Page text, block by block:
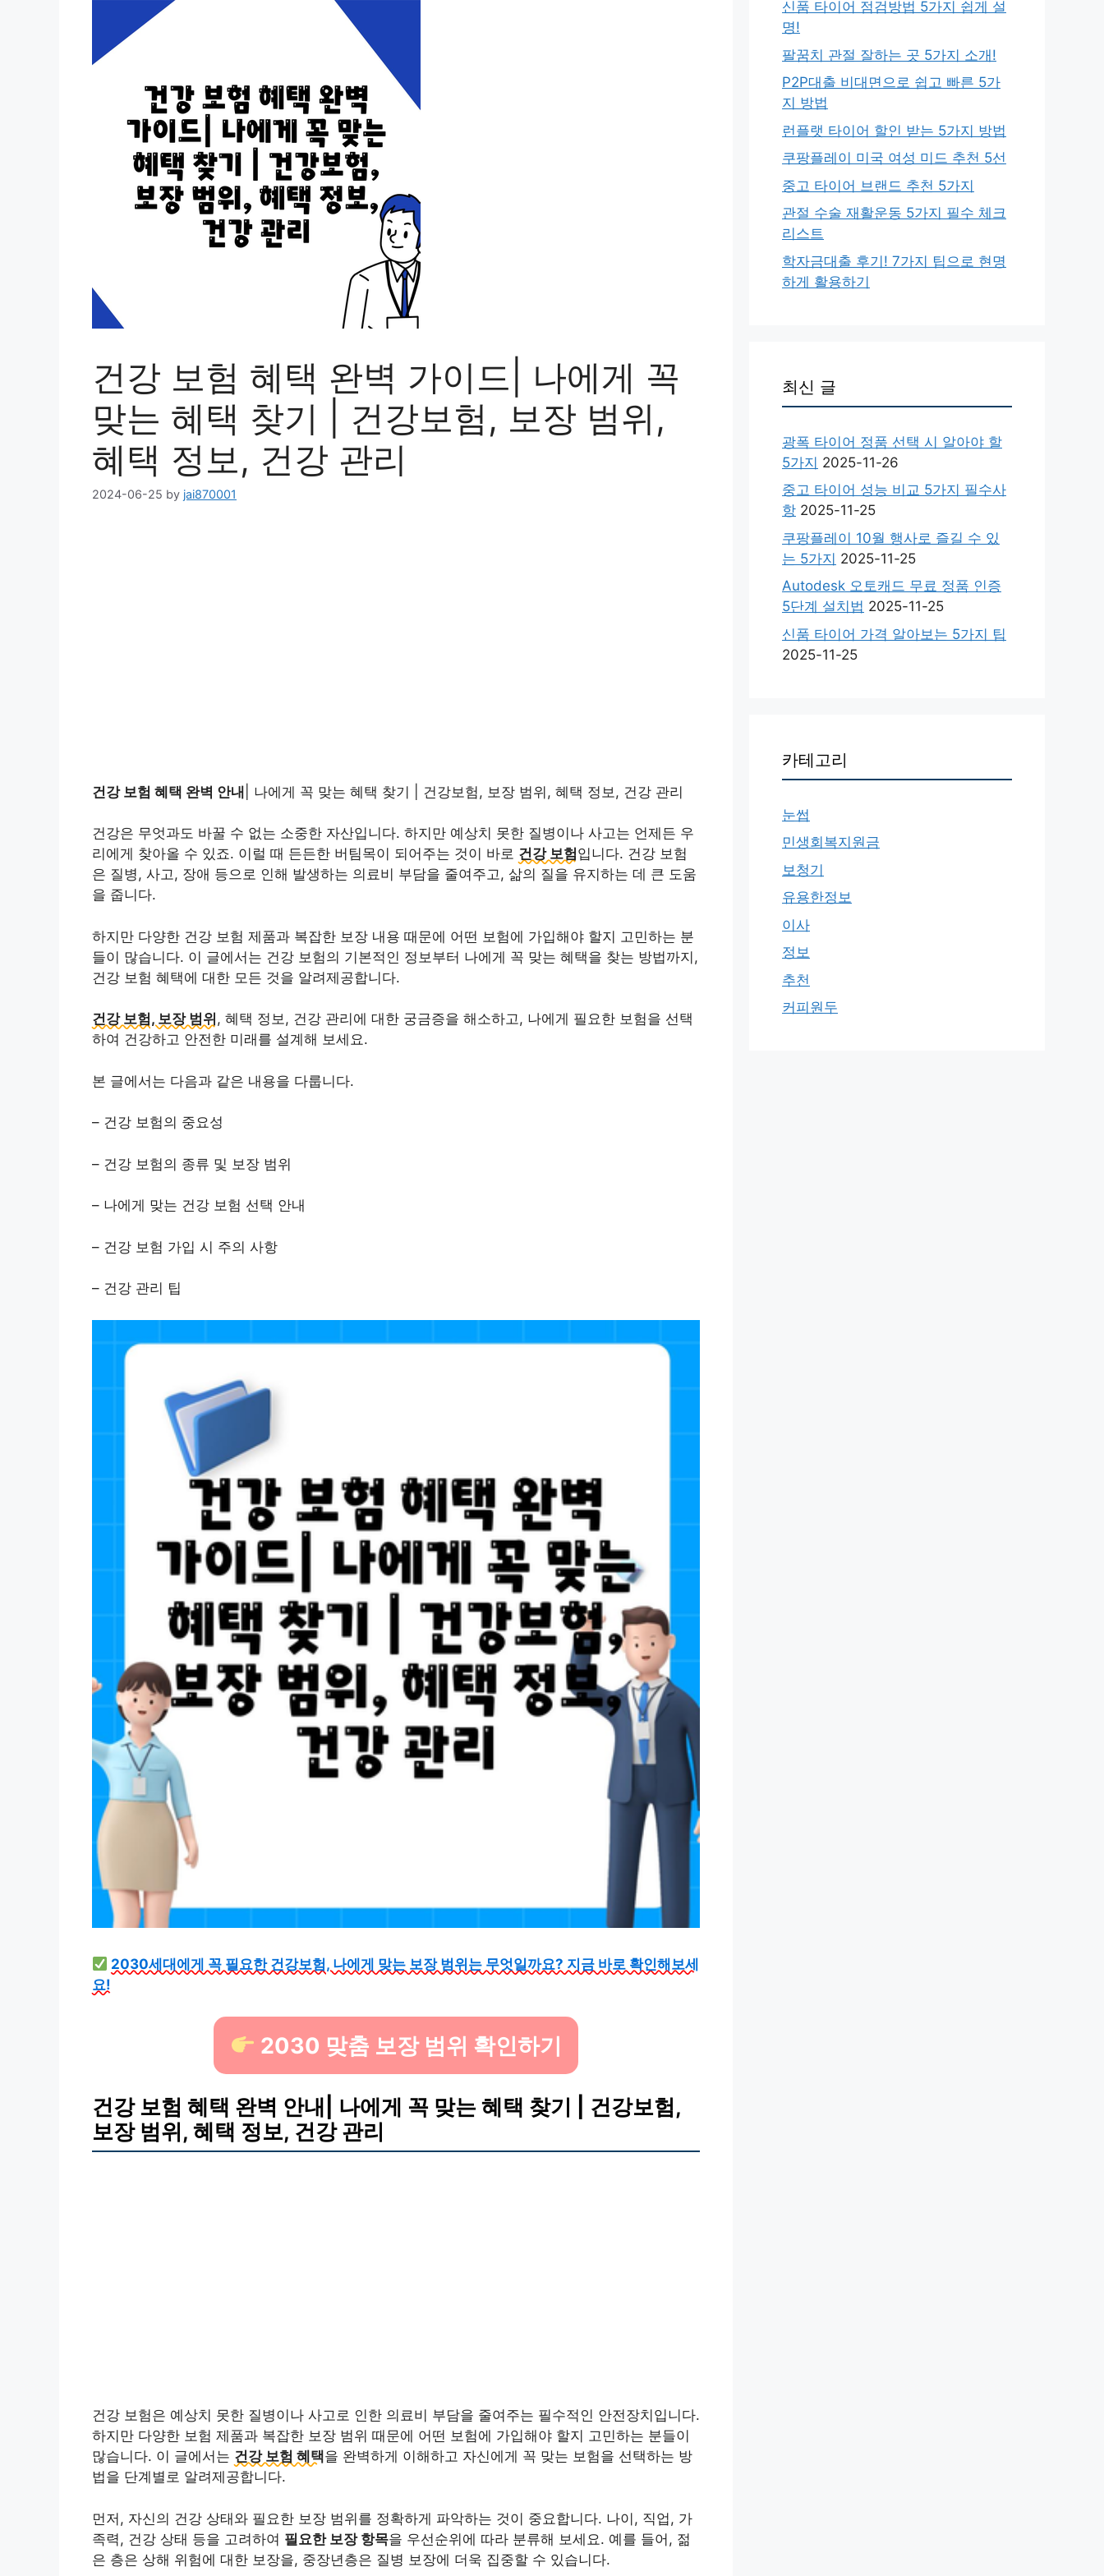
건강 보험 혜택 완벽 가이드| 나에게 꼭
맞는 혜택 찾기 | 건강보험, 보장 범위,
혜택 정보, 건강 관리
2024-06-25 by jai870001
건강 보험 혜택 완벽 안내 | 나에게 꼭 맞는 혜택 찾기 | 건강보험, 보장 범위, 혜택 정보, 건강 관리
건강은 무엇과도 바꿀 수 없는 소중한 자산입니다. 하지만 예상치 못한 질병이나 사고는 언제든 우
리에게 찾아올 수 있죠. 이럴 때 든든한 버팀목이 되어주는 것이 바로 건강 보험입니다. 건강 보험
은 질병, 사고, 장애 등으로 인해 발생하는 의료비 부담을 줄여주고, 삶의 질을 유지하는 데 큰 도움
을 줍니다.
하지만 다양한 건강 보험 제품과 복잡한 보장 내용 때문에 어떤 보험에 가입해야 할지 고민하는 분
들이 많습니다. 이 글에서는 건강 보험의 기본적인 정보부터 나에게 꼭 맞는 혜택을 찾는 방법까지,
건강 보험 혜택에 대한 모든 것을 알려제공합니다.
건강 보험, 보장 범위 , 혜택 정보, 건강 관리에 대한 궁금증을 해소하고, 나에게 필요한 보험을 선택
하여 건강하고 안전한 미래를 설계해 보세요.
본 글에서는 다음과 같은 내용을 다룹니다.
– 건강 보험의 중요성
– 건강 보험의 종류 및 보장 범위
– 나에게 맞는 건강 보험 선택 안내
– 건강 보험 가입 시 주의 사항
– 건강 관리 팁
2030세대에게 꼭 필요한 건강보험, 나에게 맞는 보장 범위는 무엇일까요? 지금 바로 확인해보세
요!
2030 맞춤 보장 범위 확인하기
건강 보험 혜택 완벽 안내| 나에게 꼭 맞는 혜택 찾기 | 건강보험,
보장 범위, 혜택 정보, 건강 관리
건강 보험은 예상치 못한 질병이나 사고로 인한 의료비 부담을 줄여주는 필수적인 안전장치입니다.
하지만 다양한 보험 제품과 복잡한 보장 범위 때문에 어떤 보험에 가입해야 할지 고민하는 분들이
많습니다. 이 글에서는 건강 보험 혜택을 완벽하게 이해하고 자신에게 꼭 맞는 보험을 선택하는 방
법을 단계별로 알려제공합니다.
먼저, 자신의 건강 상태와 필요한 보장 범위를 정확하게 파악하는 것이 중요합니다. 나이, 직업, 가
족력, 건강 상태 등을 고려하여 필요한 보장 항목을 우선순위에 따라 분류해 보세요. 예를 들어, 젊
은 층은 상해 위험에 대한 보장을, 중장년층은 질병 보장에 더욱 집중할 수 있습니다.
신품 타이어 점검방법 5가지 쉽게 설
명!
팔꿈치 관절 잘하는 곳 5가지 소개!
P2P대출 비대면으로 쉽고 빠른 5가
지 방법
런플랫 타이어 할인 받는 5가지 방법
쿠팡플레이 미국 여성 미드 추천 5선
중고 타이어 브랜드 추천 5가지
관절 수술 재활운동 5가지 필수 체크
리스트
학자금대출 후기! 7가지 팁으로 현명
하게 활용하기
최신 글
광폭 타이어 정품 선택 시 알아야 할
5가지 2025-11-26
중고 타이어 성능 비교 5가지 필수사
항 2025-11-25
쿠팡플레이 10월 행사로 즐길 수 있
는 5가지 2025-11-25
Autodesk 오토캐드 무료 정품 인증
5단계 설치법 2025-11-25
신품 타이어 가격 알아보는 5가지 팁
2025-11-25
카테고리
눈썹
민생회복지원금
보청기
유용한정보
이사
정보
추천
커피원두